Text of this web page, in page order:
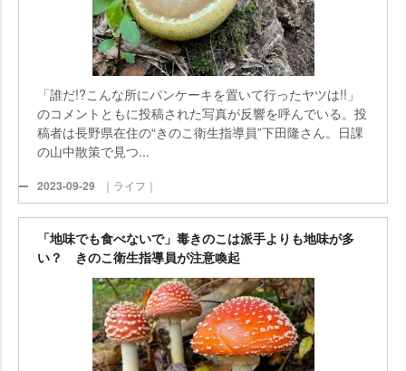
「誰だ!?こんな所にパンケーキを置いて行ったヤツは!!」
のコメントともに投稿された写真が反響を呼んでいる。投
稿者は長野県在住の“きのこ衛生指導員”下田隆さん。日課
の山中散策で見つ...
2023-09-29 ｜ライフ｜
「地味でも食べないで」毒きのこは派手よりも地味が多
い？ きのこ衛生指導員が注意喚起